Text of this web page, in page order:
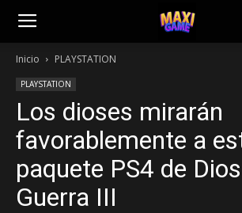
Inicio PLAYSTATION
PLAYSTATION
Los dioses mirarán
favorablemente a
paquete PS4 de
Guerra III